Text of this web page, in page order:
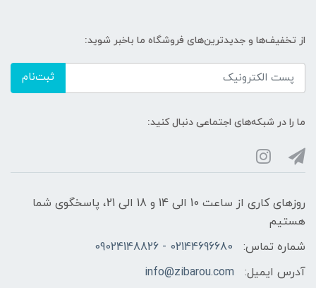
از تخفیف‌ها و جدیدترین‌های فروشگاه ما باخبر شوید:
ثبت‌نام
ما را در شبکه‌های اجتماعی دنبال کنید:
روزهای کاری از ساعت 10 الی 14 و 18 الی 21، پاسخگوی شما
هستیم
شماره تماس:
02144696680 - 09024148826
آدرس ایمیل:
info@zibarou.com